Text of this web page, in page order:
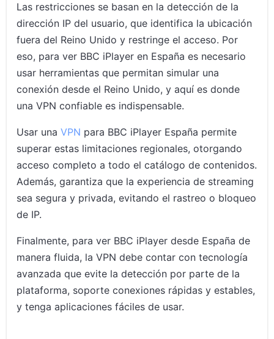
Las restricciones se basan en la detección de la
dirección IP del usuario, que identifica la ubicación
fuera del Reino Unido y restringe el acceso. Por
eso, para ver BBC iPlayer en España es necesario
usar herramientas que permitan simular una
conexión desde el Reino Unido, y aquí es donde
una VPN confiable es indispensable.
Usar unaVPN para BBC iPlayer España permite
superar estas limitaciones regionales, otorgando
acceso completo a todo el catálogo de contenidos.
Además, garantiza que la experiencia de streaming
sea segura y privada, evitando el rastreo o bloqueo
de IP.
Finalmente, para ver BBC iPlayer desde España de
manera fluida, la VPN debe contar con tecnología
avanzada que evite la detección por parte de la
plataforma, soporte conexiones rápidas y estables,
y tenga aplicaciones fáciles de usar.